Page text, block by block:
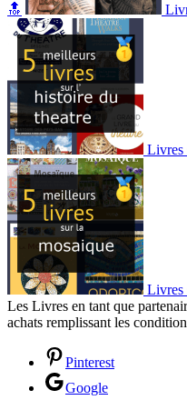
🔝
Livres
Livres
Les Livres en tant que
achats remplissant les
Pinterest
Google